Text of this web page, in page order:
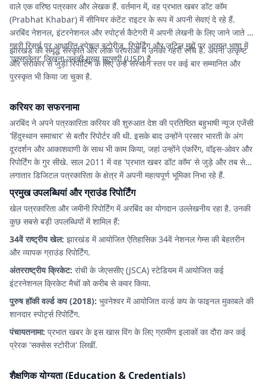
वाले एक वरिष्ठ पत्रकार और लेखक हैं. वर्तमान में, वह प्रभात खबर डॉट कॉम
(Prabhat Khabar) में सीनियर कंटेंट राइटर के रूप में अपनी सेवाएं दे रहे हैं.
अरबिंद नेशनल, इंटरनेशनल और स्पोर्ट्स कैटेगरी में अपनी लेखनी के लिए जाने जाते हैं.
गहरी रिसर्च पर आधारित स्पेशल स्टोरीज, रिपोर्टिंग और जटिल मुद्दों पर आसान भाषा में
'एक्सप्लेनर' लिखना उनकी मुख्य यूएसपी (USP) है.
झारखंड की समृद्ध संस्कृति और लोक परंपराओं में उनकी गहरी रुचि है. अपनी उत्कृष्ट
और सरोकार से जुड़ी रिपोर्टिंग के लिए उन्हें संस्थान स्तर पर कई बार सम्मानित और
पुरस्कृत भी किया जा चुका है.
करियर का सफरनामा
अरबिंद ने अपने पत्रकारिता करियर की शुरुआत देश की प्रतिष्ठित बहुभाषी न्यूज एजेंसी
'हिंदुस्थान समाचार' से बतौर रिपोर्टर की थी. इसके बाद उन्होंने प्रसार भारती के अंग
दूरदर्शन और आकाशवाणी के साथ भी काम किया, जहां उन्होंने एंकरिंग, वॉइस-ओवर और
रिपोर्टिंग के गुर सीखे. साल 2011 में वह 'प्रभात खबर डॉट कॉम' से जुड़े और तब से
लगातार डिजिटल पत्रकारिता के क्षेत्र में अपनी महत्वपूर्ण भूमिका निभा रहे हैं.
प्रमुख उपलब्धियां और ग्राउंड रिपोर्टिंग
खेल पत्रकारिता और जमीनी रिपोर्टिंग में अरबिंद का योगदान उल्लेखनीय रहा है. उनकी
कुछ सबसे बड़ी उपलब्धियों में शामिल हैं:
34वें राष्ट्रीय खेल: झारखंड में आयोजित ऐतिहासिक 34वें नेशनल गेम्स की बेहतरीन
और व्यापक ग्राउंड रिपोर्टिंग.
अंतरराष्ट्रीय क्रिकेट: रांची के जेएससीए (JSCA) स्टेडियम में आयोजित कई
इंटरनेशनल क्रिकेट मैचों को करीब से कवर किया.
पुरुष हॉकी वर्ल्ड कप (2018): भुवनेश्वर में आयोजित वर्ल्ड कप के फाइनल मुकाबले की
शानदार स्पोर्ट्स रिपोर्टिंग.
पंचायतनामा: प्रभात खबर के इस खास विंग के लिए ग्रामीण इलाकों का दौरा कर कई
प्रेरक 'सक्सेस स्टोरीज' लिखीं.
शैक्षणिक योग्यता (Education & Credentials)